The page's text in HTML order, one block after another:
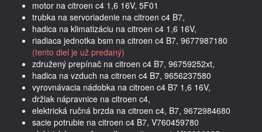
motor na citroen c4 1,6 16V, 5F01
trubka na servoriadenie na citroen c4 B7,
hadica na klimatizáciu na citroen c4 1,6 16V,
riadiaca jednotka bsm na citroen c4 B7, 9677987180
(tento diel je už predaný)
združený prepínač na citroen c4 B7, 96759252xt,
hadica na vzduch na citroen c4 B7, 9656237580
vyrovnávacia nádobka na citroen c4 B7 1,6 16V,
držiak nápravnice na citroen c4,
elektrická ručná brzda na citroen c4, B7, 9672984680
sacie potrubie na citroen c4 B7, V760459780